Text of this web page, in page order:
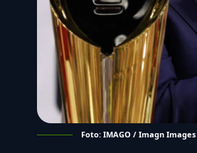
Foto: IMAGO / Imagn Images